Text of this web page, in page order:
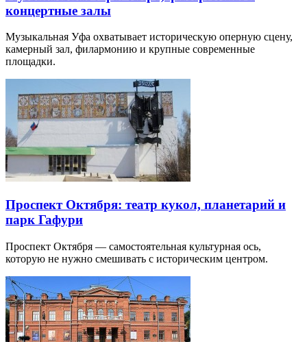
концертные залы
Музыкальная Уфа охватывает историческую оперную сцену,
камерный зал, филармонию и крупные современные
площадки.
Проспект Октября: театр кукол, планетарий и
парк Гафури
Проспект Октября — самостоятельная культурная ось,
которую не нужно смешивать с историческим центром.